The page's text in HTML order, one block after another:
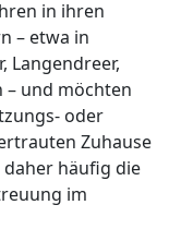
in ihren
– etwa in
Langendreer,
– und möchten
oder
Zuhause
häufig die
im